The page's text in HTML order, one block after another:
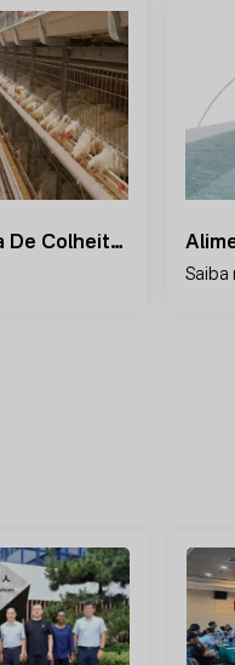
Sistema De Gaiola De Colheita Manual
Saiba